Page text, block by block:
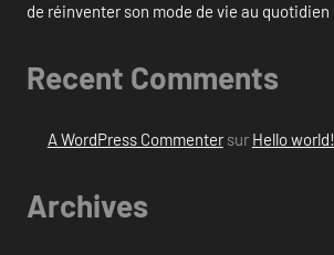
de réinventer son mode de vie au quotidien
Recent Comments
A WordPress Commentersur Hello world!
Archives